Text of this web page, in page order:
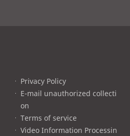
Privacy Policy
E-mail unauthorized collecti
on
Terms of service
Video Information Processin